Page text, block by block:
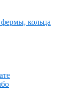
кольца